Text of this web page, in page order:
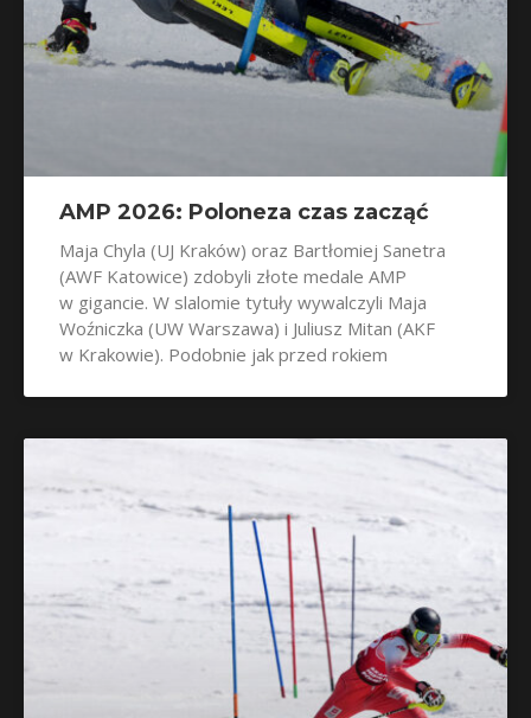
AMP 2026: Poloneza czas zacząć
Maja Chyla (UJ Kraków) oraz Bartłomiej Sanetra
(AWF Katowice) zdobyli złote medale AMP
w gigancie. W slalomie tytuły wywalczyli Maja
Woźniczka (UW Warszawa) i Juliusz Mitan (AKF
w Krakowie). Podobnie jak przed rokiem